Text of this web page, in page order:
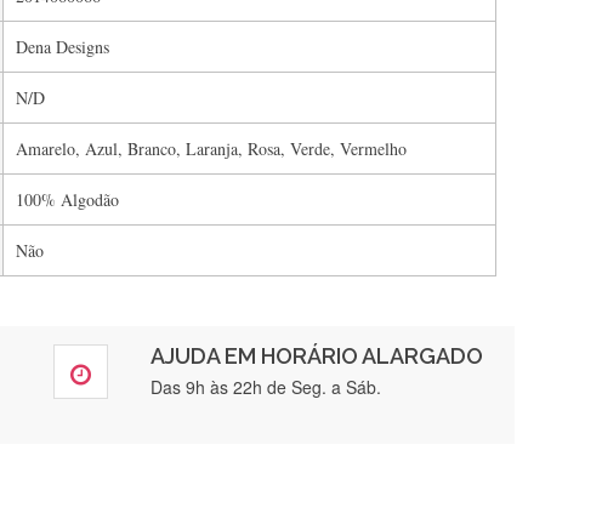
Dena Designs
N/D
Amarelo, Azul, Branco, Laranja, Rosa, Verde, Vermelho
100% Algodão
Não
AJUDA EM HORÁRIO ALARGADO
Das 9h às 22h de Seg. a Sáb.
certamente❤️
obrigada , serviço 5 estrelas